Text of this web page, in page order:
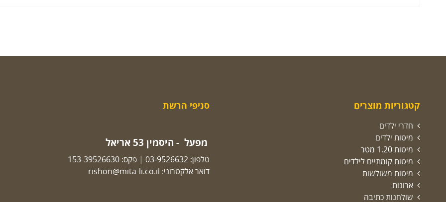
קטגוריות מוצרים
חדרי ילדים
מיטות ילדים
מיטות 1.20 מטר
מיטות קומתיים לילדים
מיטות משולשות
ארונות
שולחנות כתיבה
סניפי הרשת
מפעל - היסמין 53 אריאל
טלפון:03-9526632 | פקס: 153-39526630
דואר אלקטרוני: rishon@mita-li.co.il